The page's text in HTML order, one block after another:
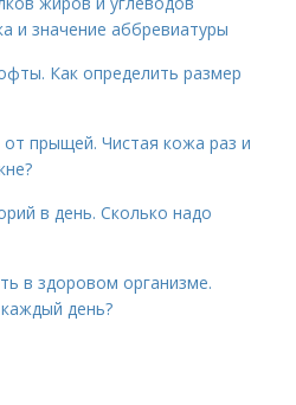
и значение аббревиатуры
Как определить размер
прыщей. Чистая кожа раз и
в день. Сколько надо
в здоровом организме.
день?